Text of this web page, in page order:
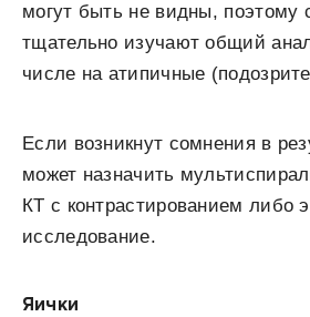
могут быть не видны, поэтому
тщательно изучают общий
числе на атипичные
Если возникнут сомнения в
может назначить
КТ с контрастированием либо
исследование.
Яички